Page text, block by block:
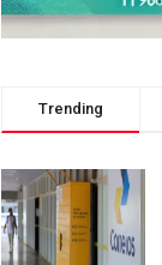
Trending